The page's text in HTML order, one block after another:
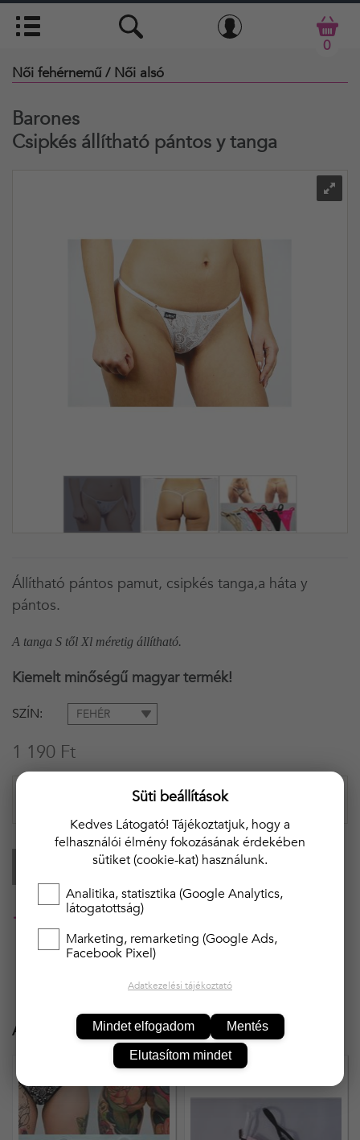
0
Női fehérnemű / Női alsó
Barones
Csipkés állítható pántos y tanga
Állítható pántos pamut, csipkés tanga,a háta y
pántos.
A tanga S től Xl méretig állítható.
Kiemelt minőségű magyar termék!
SZÍN FEHÉR
1 190 Ft
KOSÁRBA
20 000 Ft felett ingyenes kiszállítás!!
Ajánlott termékek
Süti beállítások
Kedves Látogató! Tájékoztatjuk, hogy a
felhasználói élmény fokozásának érdekében
sütiket (cookie-kat) használunk.
Analitika, statisztika (Google Analytics,
látogatottság)
Marketing, remarketing (Google Ads,
Facebook Pixel)
Adatkezelési tájékoztató
Mindet elfogadom Mentés
Elutasítom mindet